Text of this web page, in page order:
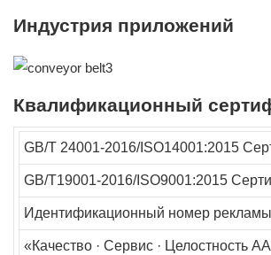
Индустрия приложений
Квалификационный
GB/T 24001-2016/ISO14001:2015
GB/T19001-2016/ISO9001:2015
Идентификационный номер
«Качество · Сервис · Целостность